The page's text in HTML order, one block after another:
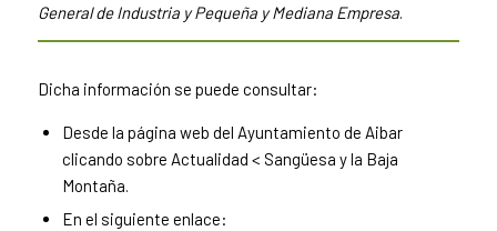
General de Industria y Pequeña y Mediana Empresa.
Dicha información se puede consultar:
Desde la página web del Ayuntamiento de Aibar
clicando sobre Actualidad < Sangüesa y la Baja
Montaña.
En el siguiente enlace: